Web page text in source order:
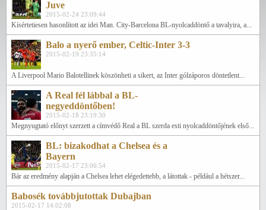
Juve
2015-02-24 23:09:44
Kísértetiesen hasonlított az idei Man. City-Barcelona BL-nyolcaddöntő a tavalyira, a...
Balo a nyerő ember, Celtic-Inter 3-3
2015-02-19 23:35:14
A Liverpool Mario Balotellinek köszönheti a sikert, az Inter gólzáporos döntetlent...
A Real fél lábbal a BL-
negyeddöntőben!
2015-02-18 23:19:30
Megnyugtató előnyt szerzett a címvédő Real a BL szerda esti nyolcaddöntőjének első...
BL: bizakodhat a Chelsea és a
Bayern
2015-02-17 23:06:54
Bár az eredmény alapján a Chelsea lehet elégedettebb, a látottak - például a hétszer...
Babosék továbbjutottak Dubajban
2015-02-17 14:02:08